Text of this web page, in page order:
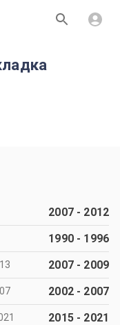
2007- 2012
1990- 1996
2007- 2009
2002- 2007
2015- 2021